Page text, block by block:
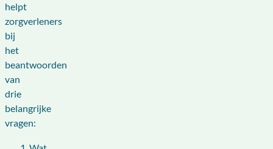
helpt
zorgverleners
bij
het
beantwoorden
van
drie
belangrijke
vragen: